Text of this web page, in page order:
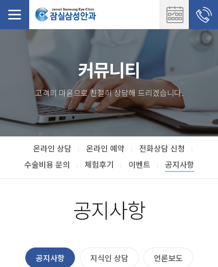
커뮤니티
고객의 마음으로 친절히 상담해 드리겠습니다.
온라인 상담 온라인 예약
전화상담 신청
수술비용 문의
체험후기 이벤트 공지사항
공지사항
공지사항 지식인 상담 언론보도